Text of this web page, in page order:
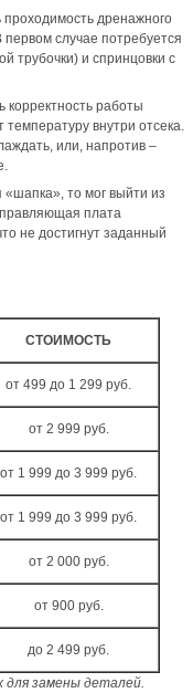
дренажного
случае потребуется
трубочки) и спринцовки с
корректность работы
температуру внутри отсека.
или, напротив –
«шапка», то мог выйти из
плата
не достигнут заданный
СТОИМОСТЬ
от 499 до 1 299 руб.
от 2 999 руб.
от 1 999 до 3 999 руб.
от 1 999 до 3 999 руб.
от 2 000 руб.
от 900 руб.
до 2 499 руб.
для замены деталей.